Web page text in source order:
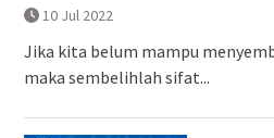
10 Jul 2022
Jika kita belum mampu
maka sembelihlah sifat...